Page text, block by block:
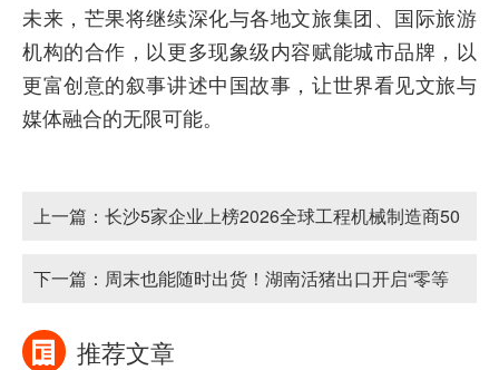
未来，芒果将继续深化与各地文旅集团、国际旅游
机构的合作，以更多现象级内容赋能城市品牌，以
更富创意的叙事讲述中国故事，让世界看见文旅与
媒体融合的无限可能。
上一篇： 长沙5家企业上榜2026全球工程机械制造商50
下一篇： 周末也能随时出货！湖南活猪出口开启“零等
待”模式
推荐文章